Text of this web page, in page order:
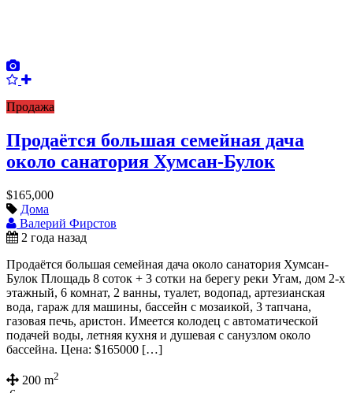
Продажа
Продаётся большая семейная дача
около санатория Хумсан-Булок
$165,000
Дома
Валерий Фирстов
2 года назад
Продаётся большая семейная дача около санатория Хумсан-
Булок Площадь 8 соток + 3 сотки на берегу реки Угам, дом 2-х
этажный, 6 комнат, 2 ванны, туалет, водопад, артезианская
вода, гараж для машины, бассейн с мозаикой, 3 тапчана,
газовая печь, аристон. Имеется колодец с автоматической
подачей воды, летняя кухня и душевая с санузлом около
бассейна. Цена: $165000 […]
200 m2